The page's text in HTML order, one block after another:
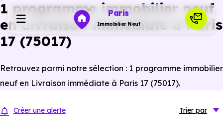
Paris
Immobilier Neuf
1 programme immobilier neuf
en Livraison immédiate à Paris
17 (75017)
Retrouvez parmi notre sélection : 1 programme immobilier
neuf en Livraison immédiate à Paris 17 (75017).
Créer une alerte Trier par